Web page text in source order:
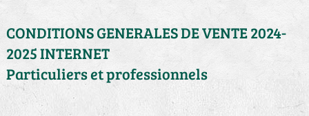
CONDITIONS GENERALES DE VENTE 2024-
2025 INTERNET
Particuliers et professionnels